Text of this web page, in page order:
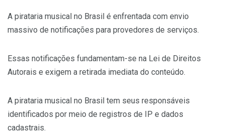
A pirataria musical no Brasil é enfrentada com envio
massivo de notificações para provedores de serviços.
Essas notificações fundamentam-se na Lei de Direitos
Autorais e exigem a retirada imediata do conteúdo.
A pirataria musical no Brasil tem seus responsáveis
identificados por meio de registros de IP e dados
cadastrais.